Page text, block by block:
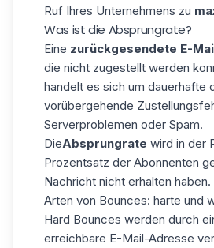
Ruf Ihres Unternehmens zu
Was ist die Absprungrate?
Eine zurückgesendete E-
die nicht zugestellt werden
handelt es sich um dauerhafte
vorübergehende
Serverproblemen oder Spam.
DieAbsprungrate wird in der
Prozentsatz der Abonnenten
Nachricht nicht erhalten
Arten von Bounces: harte und
Hard Bounces werden durch
erreichbare E-Mail-Adresse